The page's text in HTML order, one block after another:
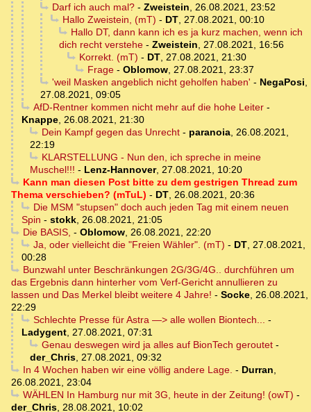
Darf ich auch mal?- Zweistein, 26.08.2021, 23:52
Hallo Zweistein, (mT) - DT, 27.08.2021, 00:10
Hallo DT, dann kann ich es ja kurz machen, wenn ich
dich recht verstehe - Zweistein, 27.08.2021, 16:56
Korrekt. (mT) - DT, 27.08.2021, 21:30
Frage- Oblomow, 27.08.2021, 23:37
'weil Masken angeblich nicht geholfen haben' - NegaPosi,
27.08.2021, 09:05
AfD-Rentner kommen nicht mehr auf die hohe Leiter-
Knappe, 26.08.2021, 21:30
Dein Kampf gegen das Unrecht- paranoia, 26.08.2021,
22:19
KLARSTELLUNG - Nun den, ich spreche in meine
Muschel!!! - Lenz-Hannover, 27.08.2021, 10:20
Kann man diesen Post bitte zu dem gestrigen Thread zum
Thema verschieben? (mTuL) - DT, 26.08.2021, 20:36
Die MSM "stupsen" doch auch jeden Tag mit einem neuen
Spin - stokk, 26.08.2021, 21:05
Die BASIS, - Oblomow, 26.08.2021, 22:20
Ja, oder vielleicht die "Freien Wähler". (mT) - DT, 27.08.2021,
00:28
Bunzwahl unter Beschränkungen 2G/3G/4G.. durchführen um
das Ergebnis dann hinterher vom Verf-Gericht annullieren zu
lassen und Das Merkel bleibt weitere 4 Jahre! - Socke, 26.08.2021,
22:29
Schlechte Presse für Astra —> alle wollen Biontech... -
Ladygent, 27.08.2021, 07:31
Genau deswegen wird ja alles auf BionTech geroutet-
der_Chris, 27.08.2021, 09:32
In 4 Wochen haben wir eine völlig andere Lage. - Durran,
26.08.2021, 23:04
WÄHLEN In Hamburg nur mit 3G, heute in der Zeitung! (owT) -
der_Chris, 28.08.2021, 10:02